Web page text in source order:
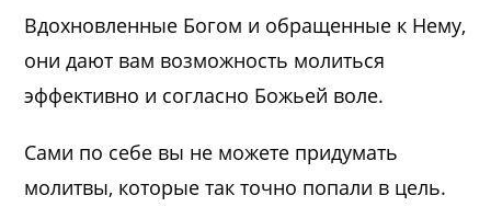
Вдохновленные Богом и обращенные к Нему,
они дают вам возможность молиться
эффективно и согласно Божьей воле.
Сами по себе вы не можете придумать
молитвы, которые так точно попали в цель.